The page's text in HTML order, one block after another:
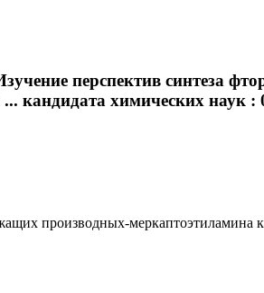
перспектив синтеза
кандидата химических наук
производных-